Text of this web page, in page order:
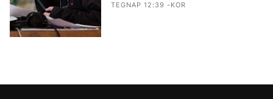
TEGNAP 12:39 -KOR